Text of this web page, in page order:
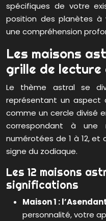
spécifiques de votre
position des planètes à
une compréhension
Les maisons
grille de lecture
Le thème astral se
représentant un aspect
comme un cercle divisé
correspondant à une
numérotées de 1 à 12,
signe du zodiaque.
Les 12 maisons
significations
Maison 1 : l’Asendant
personnalité, votre